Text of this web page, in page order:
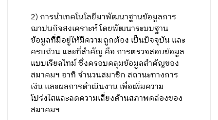
2) การนำเทคโนโลยีมาพัฒนาฐานข้อมูลการ
ฌาปนกิจสงเคราะห์ โดยพัฒนาระบบฐาน
ข้อมูลที่มีอยู่ให้มีความถูกต้อง เป็นปัจจุบัน และ
ครบถ้วน และที่สำคัญ คือ การตรวจสอบข้อมูล
แบบเรียลไทม์ ซึ่งครอบคลุมข้อมูลสำคัญของ
สมาคมฯ อาทิ จำนวนสมาชิก สถานะทางการ
เงิน และผลการดำเนินงาน เพื่อเพิ่มความ
โปร่งใสและลดความเสี่ยงด้านสภาพคล่องของ
สมาคมฯ